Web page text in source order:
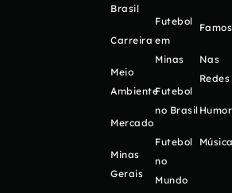
Brasil
Carreira
Meio
Ambiente
Mercado
Minas
Gerais
Futebol
em
Minas
Futebol
no Brasil
Futebol
no
Mundo
Nas
Redes
Humor
Música